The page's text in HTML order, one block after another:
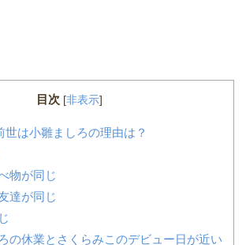
目次 [非表示]
世は小雛ましろの理由は？
物が同じ
達が同じ
の休業とさくらみこのデビュー日が近い